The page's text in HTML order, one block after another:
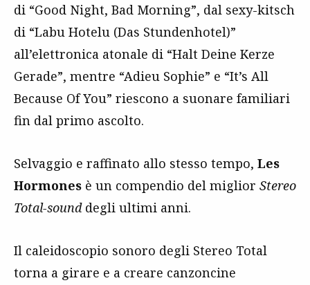
di “Good Night, Bad Morning”, dal sexy-kitsch
di “Labu Hotelu (Das Stundenhotel)”
all’elettronica atonale di “Halt Deine Kerze
Gerade”, mentre “Adieu Sophie” e “It’s All
Because Of You” riescono a suonare familiari
fin dal primo ascolto.
Selvaggio e raffinato allo stesso tempo, Les
Hormones è un compendio del miglior Stereo
Total-sounddegli ultimi anni.
Il caleidoscopio sonoro degli Stereo Total
torna a girare e a creare canzoncine